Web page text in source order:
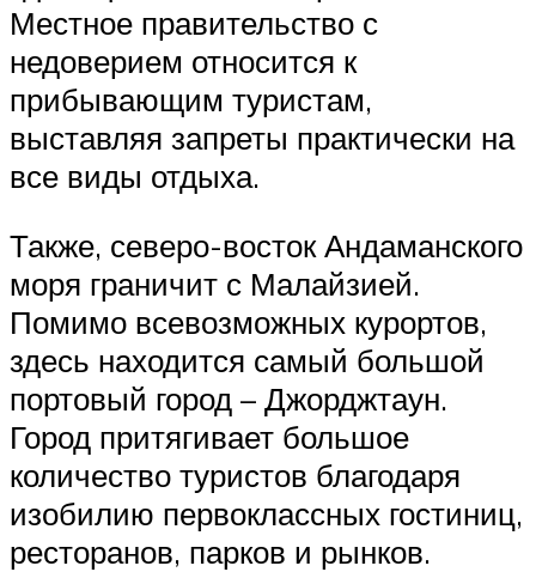
Местное правительство с
недоверием относится к
прибывающим туристам,
выставляя запреты практически на
все виды отдыха.
Также, северо-восток Андаманского
моря граничит с Малайзией.
Помимо всевозможных курортов,
здесь находится самый большой
портовый город – Джорджтаун.
Город притягивает большое
количество туристов благодаря
изобилию первоклассных гостиниц,
ресторанов, парков и рынков.